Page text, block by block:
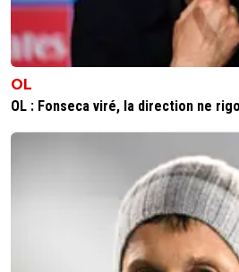
0
OL
OL : Fonseca viré, la direction ne